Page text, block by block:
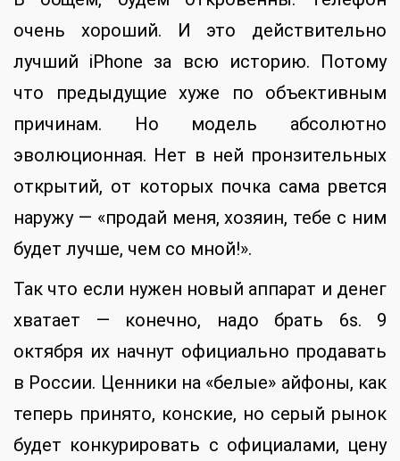
очень хороший. И это действительно
лучший iPhone за всю историю. Потому
что предыдущие хуже по объективным
причинам. Но модель абсолютно
эволюционная. Нет в ней пронзительных
открытий, от которых почка сама рвется
наружу — «продай меня, хозяин, тебе с ним
будет лучше, чем со мной!».
Так что если нужен новый аппарат и денег
хватает — конечно, надо брать 6s. 9
октября их начнут официально продавать
в России. Ценники на «белые» айфоны, как
теперь принято, конские, но серый рынок
будет конкурировать с официалами, цену